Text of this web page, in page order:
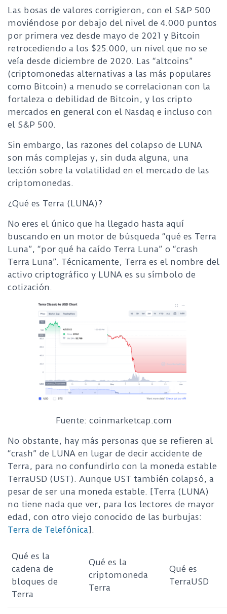
Las bosas de valores corrigieron, con el S&P 500
moviéndose por debajo del nivel de 4.000 puntos
por primera vez desde mayo de 2021 y Bitcoin
retrocediendo a los $25.000, un nivel que no se
veía desde diciembre de 2020. Las “altcoins”
(criptomonedas alternativas a las más populares
como Bitcoin) a menudo se correlacionan con la
fortaleza o debilidad de Bitcoin, y los cripto
mercados en general con el Nasdaq e incluso con
el S&P 500.
Sin embargo, las razones del colapso de LUNA
son más complejas y, sin duda alguna, una
lección sobre la volatilidad en el mercado de las
criptomonedas.
¿Qué es Terra (LUNA)?
No eres el único que ha llegado hasta aquí
buscando en un motor de búsqueda “qué es Terra
Luna”, “por qué ha caído Terra Luna” o “crash
Terra Luna”. Técnicamente, Terra es el nombre del
activo criptográfico y LUNA es su símbolo de
cotización.
Fuente: coinmarketcap.com
No obstante, hay más personas que se refieren al
“crash” de LUNA en lugar de decir accidente de
Terra, para no confundirlo con la moneda estable
TerraUSD (UST). Aunque UST también colapsó, a
pesar de ser una moneda estable. [Terra (LUNA)
no tiene nada que ver, para los lectores de mayor
edad, con otro viejo conocido de las burbujas:
Terra de Telefónica].
Qué es la
cadena de
bloques de
Terra
Qué es la
criptomoneda
Terra
Qué es
TerraUSD